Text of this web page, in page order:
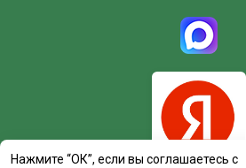
Нажмите “ОК”, если вы соглашаетесь с